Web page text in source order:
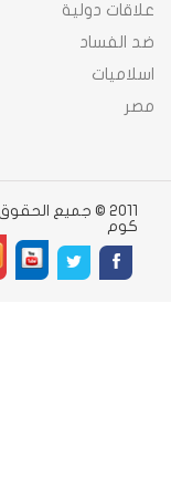
علاقات دولية
ضد الفساد
اسلاميات
مصر
2011 © جميع
كوم